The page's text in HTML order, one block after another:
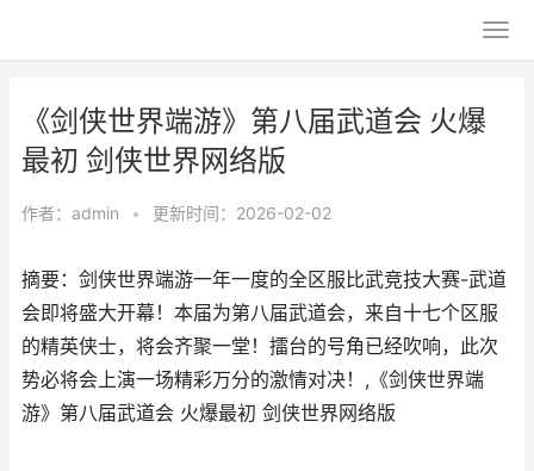
《剑侠世界端游》第八届武道会 火爆
最初 剑侠世界网络版
作者： admin • 更新时间：2026-02-02
摘要：剑侠世界端游一年一度的全区服比武竞技大赛-武道
会即将盛大开幕！本届为第八届武道会，来自十七个区服
的精英侠士，将会齐聚一堂！擂台的号角已经吹响，此次
势必将会上演一场精彩万分的激情对决！,《剑侠世界端
游》第八届武道会 火爆最初 剑侠世界网络版